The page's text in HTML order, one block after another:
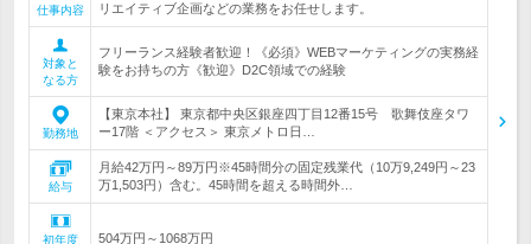
仕事内容
リエイティブ企画などの業務をお任せします。
対象と
なる方
フリーランス経験者歓迎！《必須》WEBマーケティングの実務経
験をお持ちの方《歓迎》D2C領域での経験
勤務地
【東京本社】 東京都中央区銀座四丁目12番15号 歌舞伎座タワ
ー17階 ＜アクセス＞ 東京メトロ日…
給与
月給42万円～89万円※45時間分の固定残業代（10万9,249円～23
万1,503円）含む。45時間を超える時間外…
初年度 504万円～1068万円